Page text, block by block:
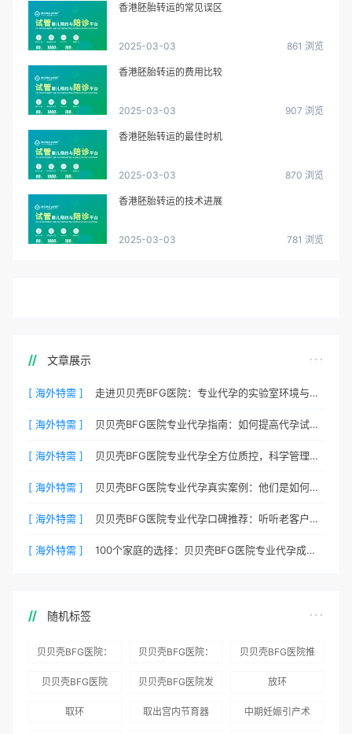
香港胚胎转运的常见误区
2025-03-03 861 浏览
香港胚胎转运的费用比较
2025-03-03 907 浏览
香港胚胎转运的最佳时机
2025-03-03 870 浏览
香港胚胎转运的技术进展
2025-03-03 781 浏览
文章展示
[ 海外特需 ] 走进贝贝壳BFG医院：专业代孕的实验室环境与操作流程
[ 海外特需 ] 贝贝壳BFG医院专业代孕指南：如何提高代孕试管的成功率？
[ 海外特需 ] 贝贝壳BFG医院专业代孕全方位质控，科学管理生育每一步
[ 海外特需 ] 贝贝壳BFG医院专业代孕真实案例：他们是如何在这里圆梦的
[ 海外特需 ] 贝贝壳BFG医院专业代孕口碑推荐：听听老客户的真实评价
[ 海外特需 ] 100个家庭的选择：贝贝壳BFG医院专业代孕成功案例分享
随机标签
贝贝壳BFG医院：
务
贝贝壳BFG医院：
术”和“法律支持”
贝贝壳BFG医院推
贝贝壳BFG医院
贝贝壳BFG医院发
放环
取环 取出宫内节育器 中期妊娠引产术